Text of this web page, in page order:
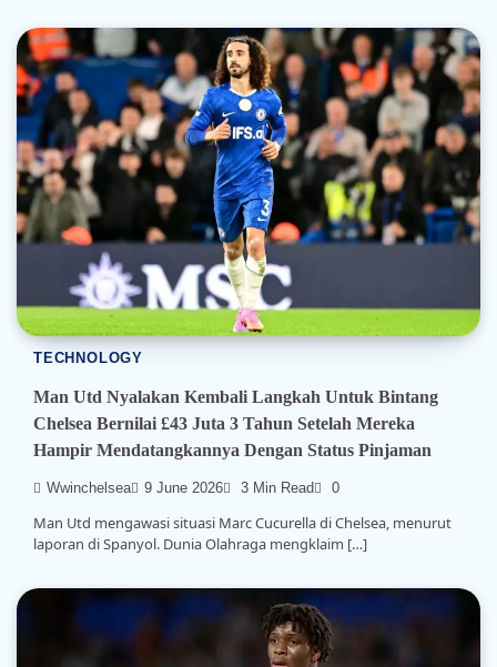
TECHNOLOGY
Man Utd Nyalakan Kembali Langkah Untuk Bintang
Chelsea Bernilai £43 Juta 3 Tahun Setelah Mereka
Hampir Mendatangkannya Dengan Status Pinjaman
Wwinchelsea 9 June 2026 3 Min Read 0
Man Utd mengawasi situasi Marc Cucurella di Chelsea, menurut
laporan di Spanyol. Dunia Olahraga mengklaim […]